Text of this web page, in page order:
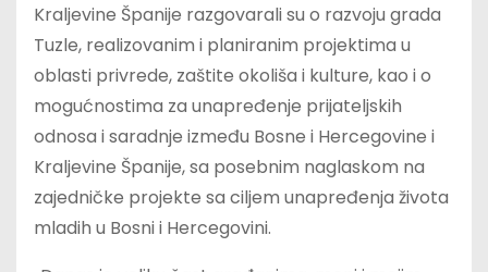
Kraljevine Španije razgovarali su o razvoju grada
Tuzle, realizovanim i planiranim projektima u
oblasti privrede, zaštite okoliša i kulture, kao i o
mogućnostima za unapređenje prijateljskih
odnosa i saradnje između Bosne i Hercegovine i
Kraljevine Španije, sa posebnim naglaskom na
zajedničke projekte sa ciljem unapređenja života
mladih u Bosni i Hercegovini.